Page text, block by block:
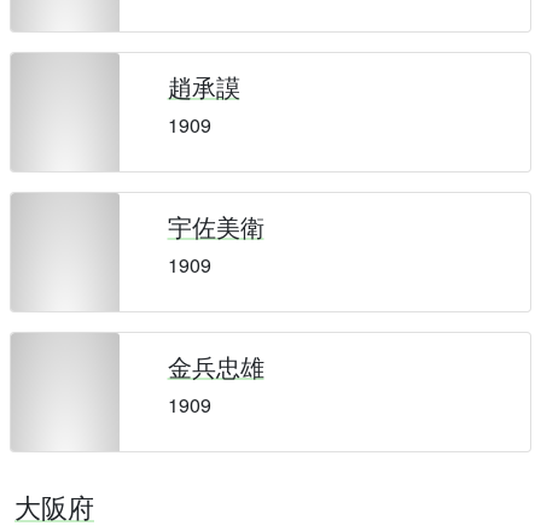
趙承謨
1909
宇佐美衛
1909
金兵忠雄
1909
大阪府